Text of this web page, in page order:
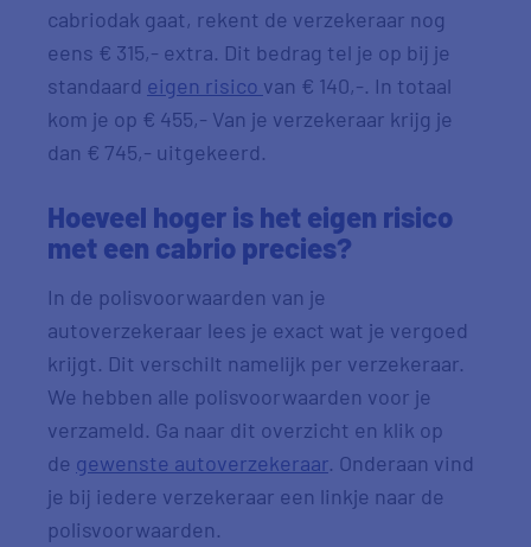
cabriodak gaat, rekent de verzekeraar nog
eens € 315,- extra. Dit bedrag tel je op bij je
standaard eigen risico van € 140,-. In totaal
kom je op € 455,- Van je verzekeraar krijg je
dan € 745,- uitgekeerd.
Hoeveel hoger is het eigen risico
met een cabrio precies?
In de polisvoorwaarden van je
autoverzekeraar lees je exact wat je vergoed
krijgt. Dit verschilt namelijk per verzekeraar.
We hebben alle polisvoorwaarden voor je
verzameld. Ga naar dit overzicht en klik op
de gewenste autoverzekeraar. Onderaan vind
je bij iedere verzekeraar een linkje naar de
polisvoorwaarden.